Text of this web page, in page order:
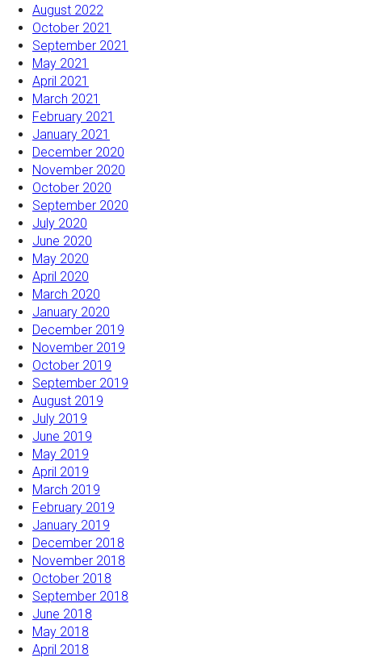
August 2022
October 2021
September 2021
May 2021
April 2021
March 2021
February 2021
January 2021
December 2020
November 2020
October 2020
September 2020
July 2020
June 2020
May 2020
April 2020
March 2020
January 2020
December 2019
November 2019
October 2019
September 2019
August 2019
July 2019
June 2019
May 2019
April 2019
March 2019
February 2019
January 2019
December 2018
November 2018
October 2018
September 2018
June 2018
May 2018
April 2018